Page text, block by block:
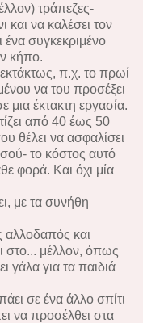
τράπεζες-
και να καλέσει τον
ένα συγκεκριμένο
κήπο.
π.χ. το πρωί
να του προσέξει
μια έκτακτη εργασία.
από 40 έως 50
θέλει να ασφαλίσει
το κόστος αυτό
φορά. Και όχι μία
με τα συνήθη
και
στο... μέλλον, όπως
γάλα για τα παιδιά
σε ένα άλλο σπίτι
να προσέλθει στα